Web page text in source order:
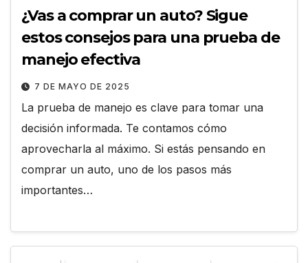
¿Vas a comprar un auto? Sigue
estos consejos para una prueba de
manejo efectiva
7 DE MAYO DE 2025
La prueba de manejo es clave para tomar una
decisión informada. Te contamos cómo
aprovecharla al máximo. Si estás pensando en
comprar un auto, uno de los pasos más
importantes…